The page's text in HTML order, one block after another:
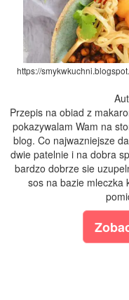
https://
Przepis na obiad z
pokazywalam Wam na
blog. Co najwazniejsze
dwie patelnie i na dobra
bardzo dobrze sie
sos na bazie mleczka